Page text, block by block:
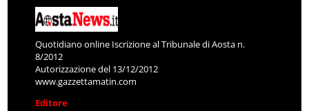
Quotidiano online Iscrizione al Tribunale di Aosta n.
8/2012
Autorizzazione del 13/12/2012
www.gazzettamatin.com
Editore